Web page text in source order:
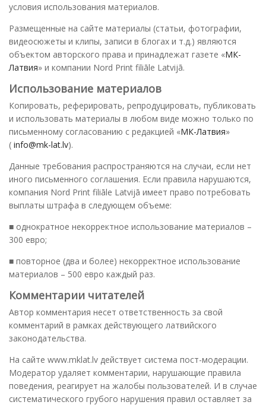
условия использования материалов.
Размещенные на сайте материалы (статьи, фотографии,
видеосюжеты и клипы, записи в блогах и т.д.) являются
объектом авторского права и принадлежат газете «МК-
Латвия» и компании Nord Print filiāle Latvijā.
Использование материалов
Копировать, реферировать, репродуцировать, публиковать
и использовать материалы в любом виде можно только по
письменному согласованию с редакцией «МК-Латвия»
( info@mk-lat.lv).
Данные требования распространяются на случаи, если нет
иного письменного соглашения. Если правила нарушаются,
компания Nord Print filiāle Latvijā имеет право потребовать
выплаты штрафа в следующем объеме:
■ однократное некорректное использование материалов –
300 евро;
■ повторное (два и более) некорректное использование
материалов – 500 евро каждый раз.
Комментарии читателей
Автор комментария несет ответственность за свой
комментарий в рамках действующего латвийского
законодательства.
На сайте www.mklat.lv действует система пост-модерации.
Модератор удаляет комментарии, нарушающие правила
поведения, реагирует на жалобы пользователей. И в случае
систематического грубого нарушения правил оставляет за